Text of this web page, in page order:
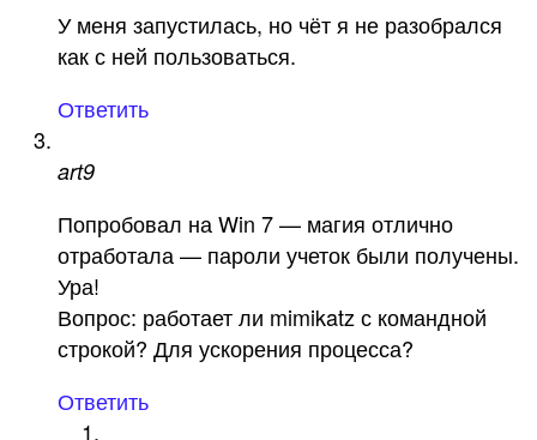
У меня запустилась, но чёт я не разобрался
как с ней пользоваться.
Ответить
art9
Попробовал на Win 7 — магия отлично
отработала — пароли учеток были получены.
Ура!
Вопрос: работает ли mimikatz с командной
строкой? Для ускорения процесса?
Ответить